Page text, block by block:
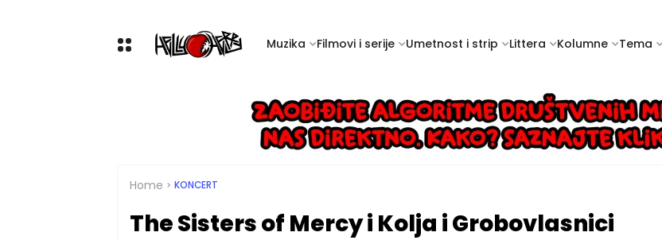
Muzika Filmovi i serije Umetnost i strip Littera Kolumne Tema
Home KONCERT
The Sisters of Mercy i Kolja i Grobovlasnici